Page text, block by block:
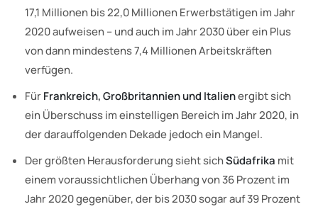
17,1 Millionen bis 22,0 Millionen Erwerbstätigen im Jahr
2020 aufweisen – und auch im Jahr 2030 über ein Plus
von dann mindestens 7,4 Millionen Arbeitskräften
verfügen.
FürFrankreich, Großbritannien und Italienergibt sich
ein Überschuss im einstelligen Bereich im Jahr 2020, in
der darauffolgenden Dekade jedoch ein Mangel.
Der größten Herausforderung sieht sichSüdafrika mit
einem voraussichtlichen Überhang von 36 Prozent im
Jahr 2020 gegenüber, der bis 2030 sogar auf 39 Prozent